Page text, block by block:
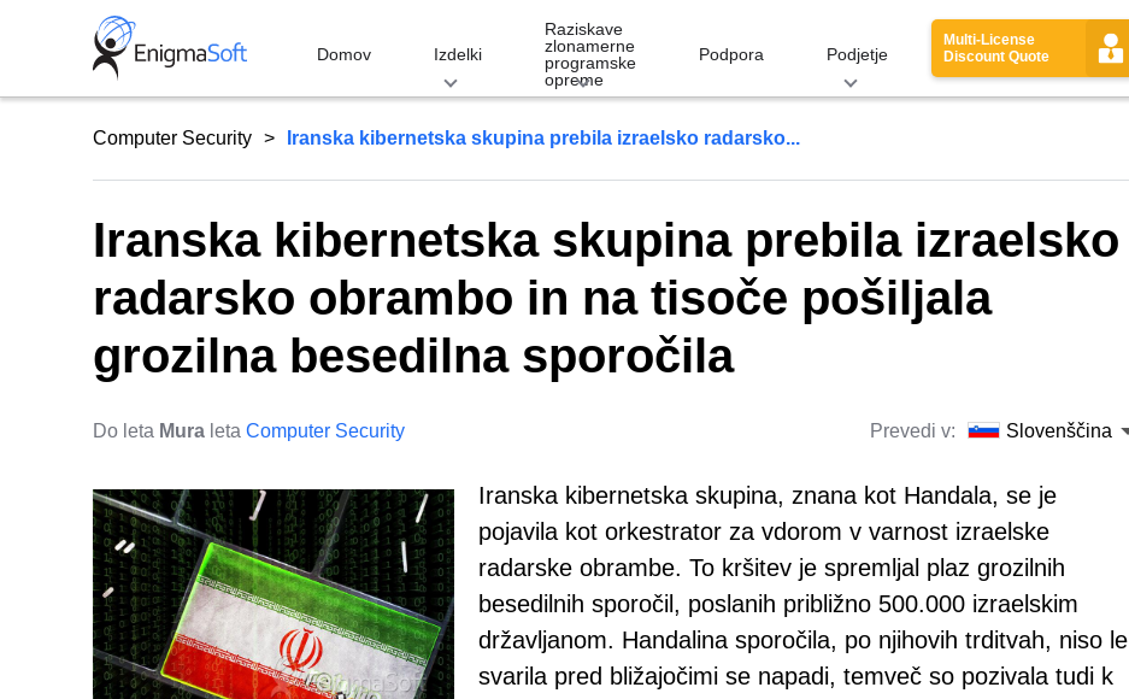
Domov Izdelki
Raziskave
zlonamerne
programske
opreme
Podpora Podjetje
Multi-License
Discount Quote
Computer Security Iranska kibernetska skupina prebila izraelsko radarsko...
Iranska kibernetska skupina prebila izraelsko
radarsko obrambo in na tisoče pošiljala
grozilna besedilna sporočila
Do leta Mura leta Computer Security Prevedi v: Slovenščina
Iranska kibernetska skupina, znana kot Handala, se je
pojavila kot orkestrator za vdorom v varnost izraelske
radarske obrambe. To kršitev je spremljal plaz grozilnih
besedilnih sporočil, poslanih približno 500.000 izraelskim
državljanom. Handalina sporočila, po njihovih trditvah, niso le
svarila pred bližajočimi se napadi, temveč so pozivala tudi k